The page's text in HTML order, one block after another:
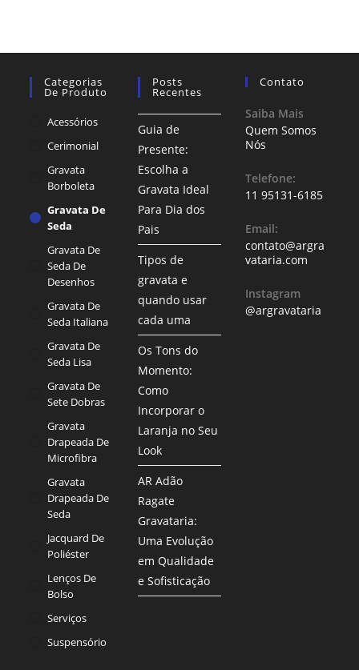
Categorias
De Produto
Acessórios
Cerimonial
Gravata
Borboleta
Gravata De
Seda
Gravata De
Seda De
Desenhos
Gravata De
Seda Italiana
Gravata De
Seda Lisa
Gravata De
Sete Dobras
Gravata
Drapeada De
Microfibra
Gravata
Drapeada De
Seda
Jacquard De
Poliéster
Lenços De
Bolso
Serviços
Suspensório
Posts
Recentes
Guia de
Presente:
Escolha a
Gravata Ideal
Para Dia dos
Pais
Tipos de
gravata e
quando usar
cada uma
Os Tons do
Momento:
Como
Incorporar o
Laranja no Seu
Look
AR Adão
Ragate
Gravataria:
Uma Evolução
em Qualidade
e Sofisticação
Contato
Saiba Mais
Quem Somos
Nós
Telefone:
11 95131-6185
Email:
contato@argra
vataria.com
Instagram
@argravataria